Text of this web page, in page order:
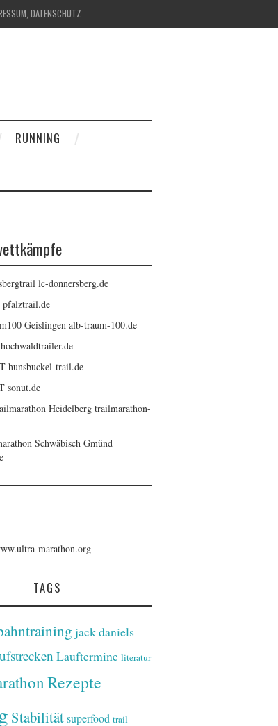
DATENSCHUTZ
RUNNING
lc-donnersberg.de
pfalztrail.de
Geislingen alb-traum-100.de
hochwaldtrailer.de
hunsbuckel-trail.de
sonut.de
Heidelberg trailmarathon-
Schwäbisch Gmünd
marathon.org
TAGS
jack daniels
Lauftermine literatur
Rezepte
Stabilitätsuperfood trail